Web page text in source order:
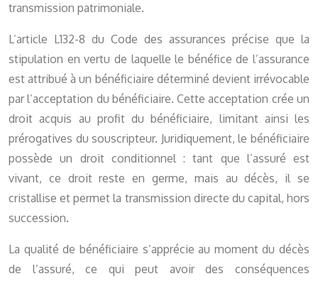
transmission patrimoniale.
L’article L132-8 du Code des assurances précise que la
stipulation en vertu de laquelle le bénéfice de l’assurance
est attribué à un bénéficiaire déterminé devient irrévocable
par l’acceptation du bénéficiaire. Cette acceptation crée un
droit acquis au profit du bénéficiaire, limitant ainsi les
prérogatives du souscripteur. Juridiquement, le bénéficiaire
possède un droit conditionnel : tant que l’assuré est
vivant, ce droit reste en germe, mais au décès, il se
cristallise et permet la transmission directe du capital, hors
succession.
La qualité de bénéficiaire s’apprécie au moment du décès
de l’assuré, ce qui peut avoir des conséquences